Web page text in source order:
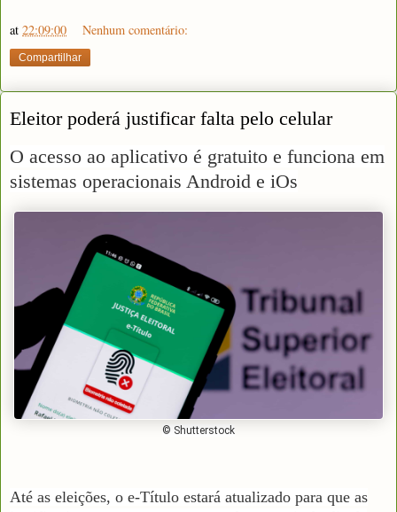
at 22:09:00 Nenhum comentário:
Compartilhar
Eleitor poderá justificar falta pelo celular
O acesso ao aplicativo é gratuito e funciona em
sistemas operacionais Android e iOs
© Shutterstock
Até as eleições, o e-Título estará atualizado para que as